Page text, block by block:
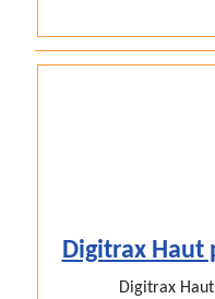
Digitrax Haut
Digitrax